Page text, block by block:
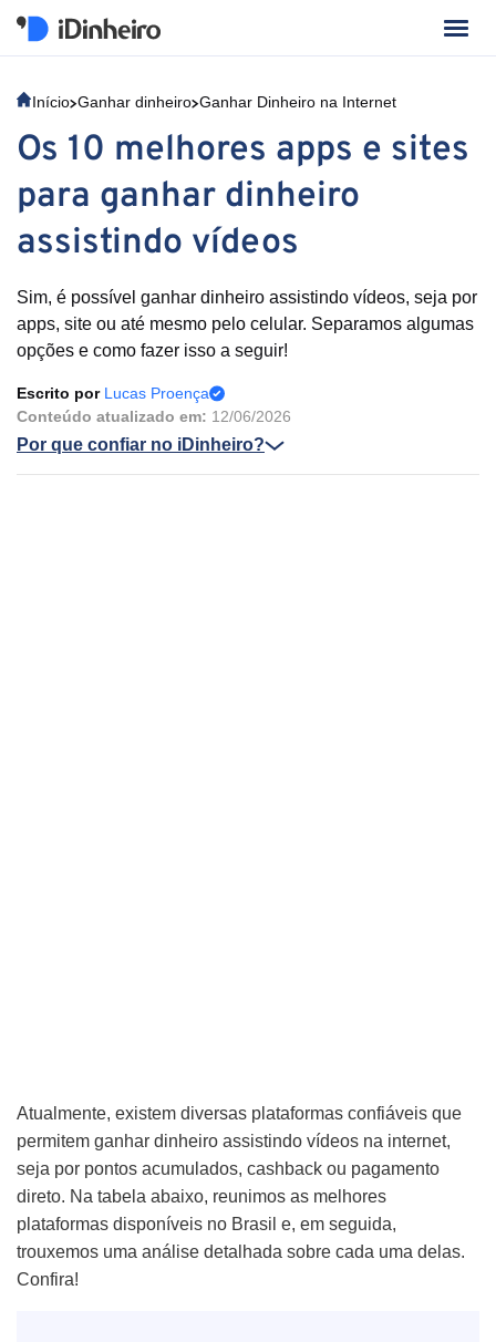
Início Ganhar dinheiro Ganhar Dinheiro na Internet
Os 10 melhores apps e sites
para ganhar dinheiro
assistindo vídeos
Sim, é possível ganhar dinheiro assistindo vídeos, seja por
apps, site ou até mesmo pelo celular. Separamos algumas
opções e como fazer isso a seguir!
Escrito por Lucas Proença
Conteúdo atualizado em: 12/06/2026
Por que confiar no iDinheiro?
Atualmente, existem diversas plataformas confiáveis que
permitem ganhar dinheiro assistindo vídeos na internet,
seja por pontos acumulados, cashback ou pagamento
direto. Na tabela abaixo, reunimos as melhores
plataformas disponíveis no Brasil e, em seguida,
trouxemos uma análise detalhada sobre cada uma delas.
Confira!